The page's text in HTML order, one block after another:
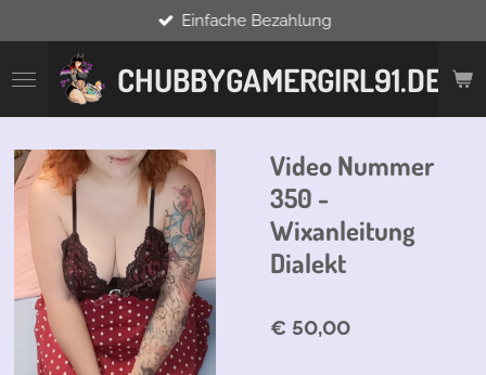
Hauptinhalt
springen
CHUBBYGAMERGIRL91.DE
Einfache Bezahlung
Video Nummer
350 -
Wixanleitung
Dialekt
€ 50,00